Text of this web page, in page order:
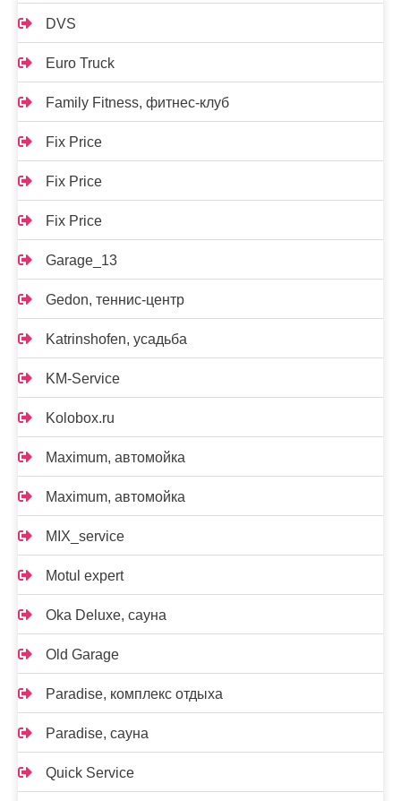
DVS
Euro Truck
Family Fitness, фитнес-клуб
Fix Price
Fix Price
Fix Price
Garage_13
Gedon, теннис-центр
Katrinshofen, усадьба
KM-Service
Kolobox.ru
Maximum, автомойка
Maximum, автомойка
MIX_service
Motul expert
Oka Deluxe, сауна
Old Garage
Paradise, комплекс отдыха
Paradise, сауна
Quick Service